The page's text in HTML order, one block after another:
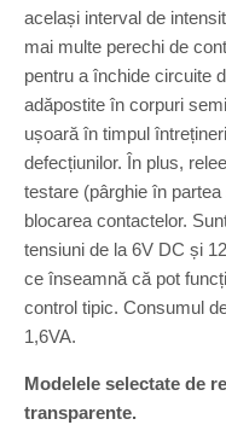
același interval de
mai multe perechi de
pentru a închide circuite
adăpostite în corpuri
ușoară în timpul
defecțiunilor. În plus,
testare (pârghie în
blocarea contactelor.
tensiuni de la 6V DC și
ce înseamnă că pot
control tipic. Consumul
1,6VA.
Modelele selectate de
transparente.